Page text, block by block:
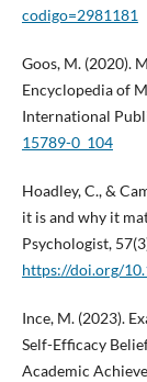
codigo=2981181
Goos, M. (2020).
Encyclopedia of
International
15789-0_104
Hoadley, C., &
it is and why it
Psychologist,
https://doi.org/
Ince, M. (2023).
Self-Efficacy
Academic